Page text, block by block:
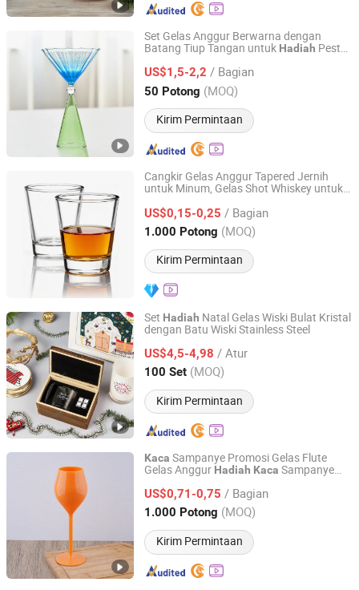
Set Gelas Anggur Berwarna dengan
Batang Tiup Tangan untuk Hadiah Pesta
US$1,5-2,2 / Bagian
50 Potong (MOQ)
Kirim Permintaan
Yancheng Xinboyuan Glass Co., Ltd.
Jiangsu, China Harga mulai 2021
Cangkir Gelas Anggur Tapered Jernih
untuk Minum, Gelas Shot Whiskey untuk
US$0,15-0,25 / Bagian
1.000 Potong (MOQ)
Kirim Permintaan
Weifang Easylife Ware Co., Ltd.
Shandong, China Harga mulai 2026
Set Hadiah Natal Gelas Wiski Bulat Kristal
dengan Batu Wiski Stainless Steel
US$4,5-4,98 / Atur
100 Set (MOQ)
Kirim Permintaan
XIAMEN SHUNSTONE HOMEWARE CO., LTD.
Fujian, China Harga mulai 2021
Kaca Sampanye Promosi Gelas Flute
Gelas Anggur Hadiah Kaca Sampanye
US$0,71-0,75 / Bagian
1.000 Potong (MOQ)
Kirim Permintaan
Dongguan Langxin Home Product Co., Ltd
Guangdong, China Harga mulai 2025